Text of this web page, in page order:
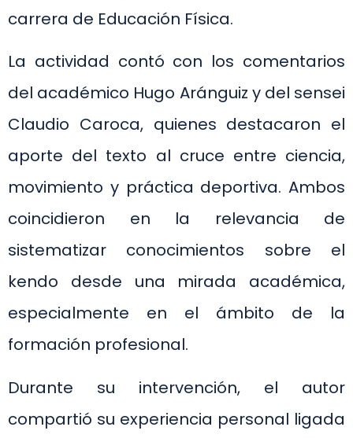
carrera de Educación Física.
La actividad contó con los comentarios
del académico Hugo Aránguiz y del sensei
Claudio Caroca, quienes destacaron el
aporte del texto al cruce entre ciencia,
movimiento y práctica deportiva. Ambos
coincidieron en la relevancia de
sistematizar conocimientos sobre el
kendo desde una mirada académica,
especialmente en el ámbito de la
formación profesional.
Durante su intervención, el autor
compartió su experiencia personal ligada